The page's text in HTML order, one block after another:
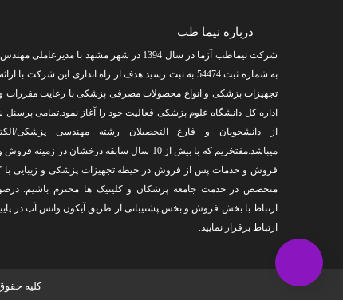
درباره نیما طب
شرکت نیماطب آزما در سال 1394 در شهر مشهد با
به شماره ثبت 54474 به ثبت رسید.هدف از راه اندازی این شرکت
تجهیزات پزشکی و انواع محصولات مصرفی پزشکی با رعایت
اداره کل دانشگاه علوم پزشکی فعالیت خود را آغاز نمود.تمامی
از دانشجویان و فارغ التحصیلان رشته مهندسی پزشکی/
میباشد.مفتخریم که با بیش از 10 سال سابقه درخشان در
فروش و خدمات پس از فروش در حیطه تجهیزات پزشکی و زیبایی با
متخصص در خدمت جامعه پزشکان و کلینیک ها محترم باشیم.
ارتباط با بخش فروش و بخش پشتیبانی از طریق آیکون واتس آپ در
ارتباط برقرار نمایید.
کلیه